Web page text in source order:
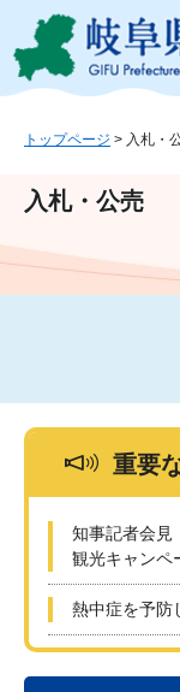
ジ
ュ
文
トップページ > 入札・
入札・公売
重要
知事記者会見
観光キャンペ
熱中症を予防